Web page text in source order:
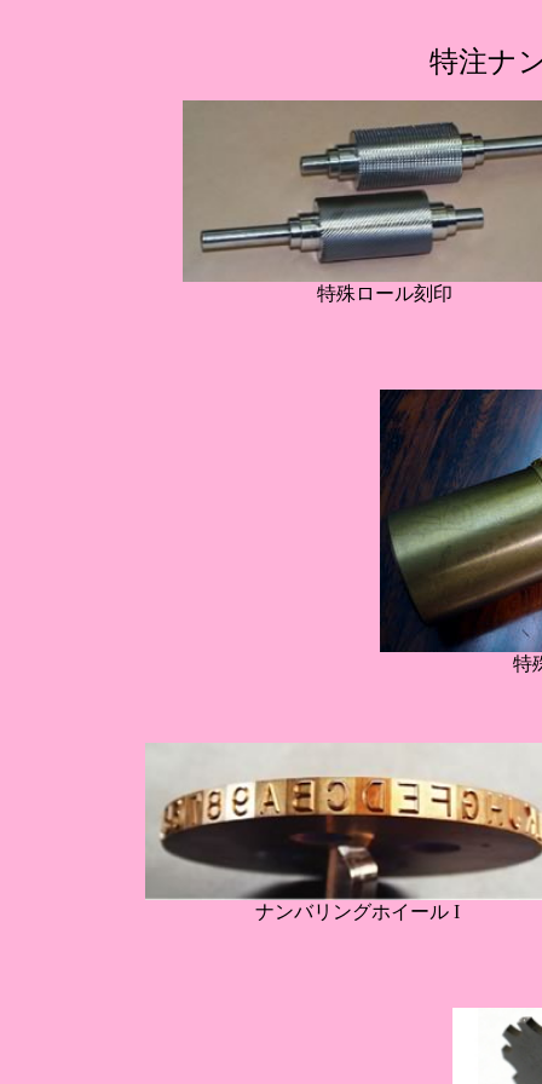
特注ナ
特殊ロール刻印
特
ナンバリングホイール I